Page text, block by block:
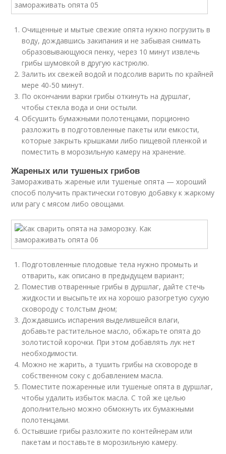
Очищенные и мытые свежие опята нужно погрузить в
воду, дождавшись закипания и не забывая снимать
образовывающуюся пенку, через 10 минут извлечь
грибы шумовкой в другую кастрюлю.
Залить их свежей водой и подсолив варить по крайней
мере 40-50 минут.
По окончании варки грибы откинуть на дуршлаг,
чтобы стекла вода и они остыли.
Обсушить бумажными полотенцами, порционно
разложить в подготовленные пакеты или емкости,
которые закрыть крышками либо пищевой пленкой и
поместить в морозильную камеру на хранение.
Жареных или тушеных грибов
Замораживать жареные или тушеные опята — хороший
способ получить практически готовую добавку к жаркому
или рагу с мясом либо овощами.
Подготовленные плодовые тела нужно промыть и
отварить, как описано в предыдущем вариант;
Поместив отваренные грибы в дуршлаг, дайте стечь
жидкости и высыпьте их на хорошо разогретую сухую
сковороду с толстым дном;
Дождавшись испарения выделившейся влаги,
добавьте растительное масло, обжарьте опята до
золотистой корочки. При этом добавлять лук нет
необходимости.
Можно не жарить, а тушить грибы на сковороде в
собственном соку с добавлением масла.
Поместите пожаренные или тушеные опята в дуршлаг,
чтобы удалить избыток масла. С той же целью
дополнительно можно обмокнуть их бумажными
полотенцами.
Остывшие грибы разложите по контейнерам или
пакетам и поставьте в морозильную камеру.